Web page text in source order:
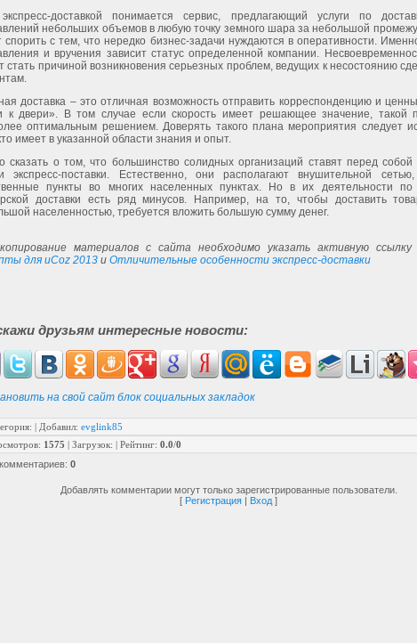
доставкой понимается сервис, предлагающий услуги по
небольших объемов в любую точку земного шара за небольшой
спорить с тем, что нередко бизнес-задачи нуждаются в оперативности.
и вручения зависит статус определенной компании.
стать причиной возникновения серьезных проблем, ведущих к несостоянию
доставка – это отличная возможность отправить корреспонденцию и
к двери». В том случае если скорость имеет решающее значение, такой
оптимальным решением. Доверять такого плана мероприятия следует
имеет в указанной области знания и опыт.
сказать о том, что большинство солидных организаций ставят перед собой
экспресс-поставки. Естественно, они располагают внушительной
пункты во многих населенных пунктах. Но в их деятельности по
доставки есть ряд минусов. Например, на то, чтобы доставить
населенностью, требуется вложить большую сумму денег.
материалов с сайта необходимо указать активную ссылку
для uCoz 2013 и Отличительные особенности экспресс-доставки
друзьям интересные новости:
на свой сайт блок социальных закладок
: | Добавил: evglink85
: 1575 | Загрузок: | Рейтинг: 0.0/0
: 0
Добавлять комментарии могут только зарегистрированные пользователи.
[ Регистрация | Вход ]